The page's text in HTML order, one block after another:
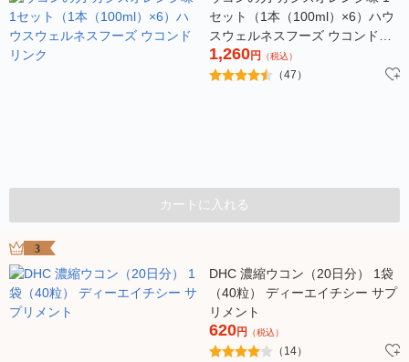
セット（1本（100ml）×6）ハウ
スウェルネスフーズ ウコンドリ
ンク
1,260円 （税込）
（47）
カートに入れる
3
DHC 濃縮ウコン（20日分） 1袋
（40粒） ディーエイチシー サプ
リメント
620円 （税込）
（14）